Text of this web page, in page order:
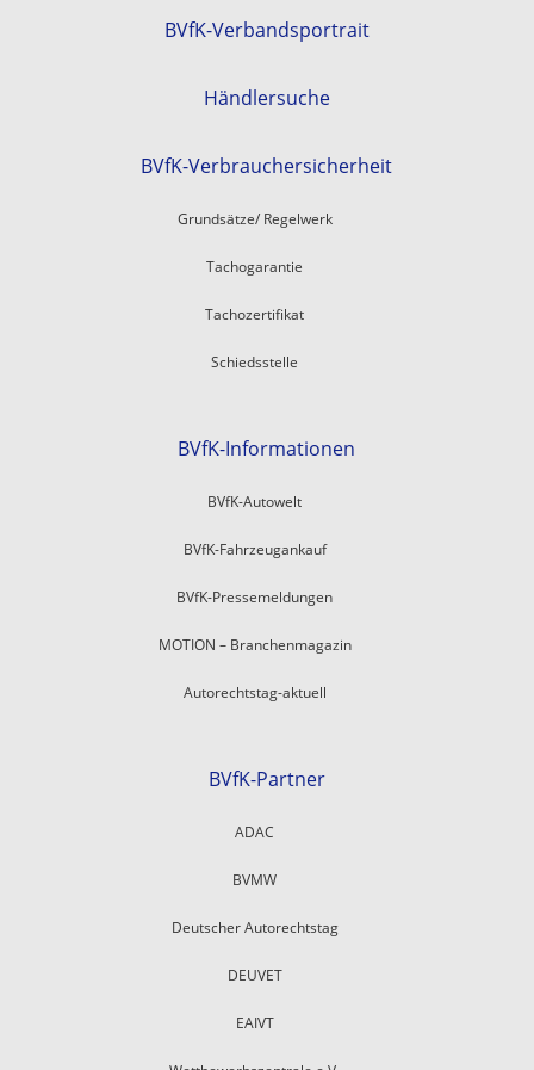
BVfK-Verbandsportrait
Händlersuche
BVfK-Verbrauchersicherheit
Grundsätze/ Regelwerk
Tachogarantie
Tachozertifikat
Schiedsstelle
BVfK-Informationen
BVfK-Autowelt
BVfK-Fahrzeugankauf
BVfK-Pressemeldungen
MOTION – Branchenmagazin
Autorechtstag-aktuell
BVfK-Partner
ADAC
BVMW
Deutscher Autorechtstag
DEUVET
EAIVT